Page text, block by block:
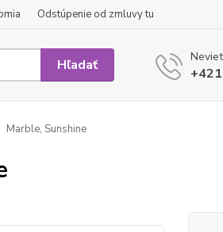
Odstúpenie od zmluvy tu
Hľadať
Marble, Sunshine